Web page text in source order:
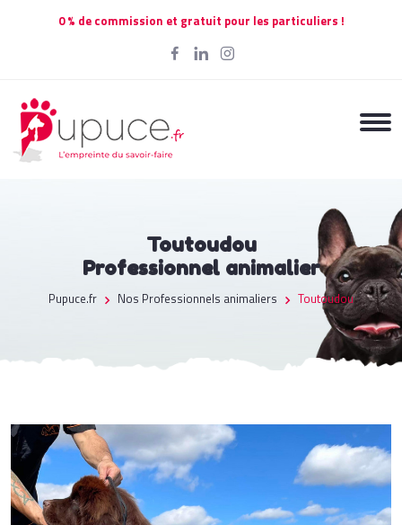
0 % de commission et gratuit pour les particuliers !
Toutoudou
Professionnel animalier
Pupuce.fr Nos Professionnels animaliers Toutoudou